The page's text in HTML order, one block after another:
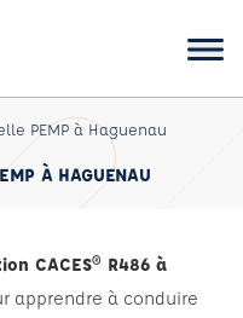
PEMP à Haguenau
À HAGUENAU
CACES® R486 à
apprendre à conduire